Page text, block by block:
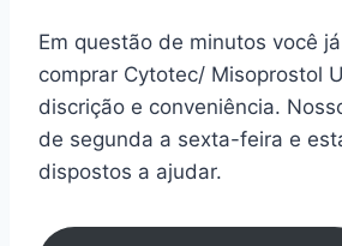
Em questão de minutos você
comprar Cytotec/ Misoprostol
discrição e conveniência.
de segunda a sexta-feira e
dispostos a ajudar.